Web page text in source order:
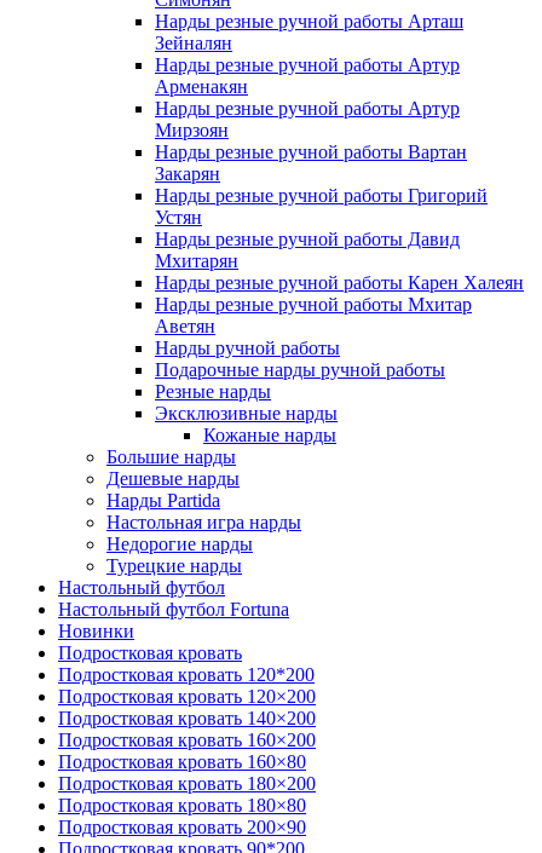
Нарды резные ручной работы Арташ
Зейналян
Нарды резные ручной работы Артур
Арменакян
Нарды резные ручной работы Артур
Мирзоян
Нарды резные ручной работы Вартан
Закарян
Нарды резные ручной работы Григорий
Устян
Нарды резные ручной работы Давид
Мхитарян
Нарды резные ручной работы Карен Халеян
Нарды резные ручной работы Мхитар
Аветян
Нарды ручной работы
Подарочные нарды ручной работы
Резные нарды
Эксклюзивные нарды
Кожаные нарды
Большие нарды
Дешевые нарды
Нарды Partida
Настольная игра нарды
Недорогие нарды
Турецкие нарды
Настольный футбол
Настольный футбол Fortuna
Новинки
Подростковая кровать
Подростковая кровать 120*200
Подростковая кровать 120×200
Подростковая кровать 140×200
Подростковая кровать 160×200
Подростковая кровать 160×80
Подростковая кровать 180×200
Подростковая кровать 180×80
Подростковая кровать 200×90